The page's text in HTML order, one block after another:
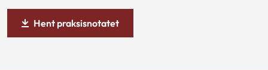
Hent praksisnotatet